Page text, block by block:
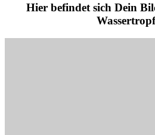
Hier befindet sich Dein